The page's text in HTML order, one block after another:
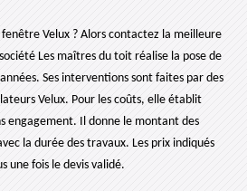
fenêtre Velux ? Alors contactez la meilleure
Les maîtres du toit réalise la pose de
Ses interventions sont faites par des
Velux. Pour les coûts, elle établit
engagement. Il donne le montant des
la durée des travaux. Les prix indiqués
une fois le devis validé.